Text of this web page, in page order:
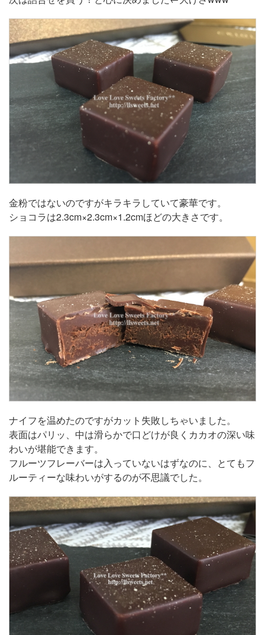
金粉ではないのですがキラキラしていて豪華です。
ショコラは2.3cm×2.3cm×1.2cmほどの大きさです。
ナイフを温めたのですがカット失敗しちゃいました。
表面はパリッ、中は滑らかで口どけが良くカカオの深い味
わいが堪能できます。
フルーツフレーバーは入っていないはずなのに、とてもフ
ルーティーな味わいがするのが不思議でした。